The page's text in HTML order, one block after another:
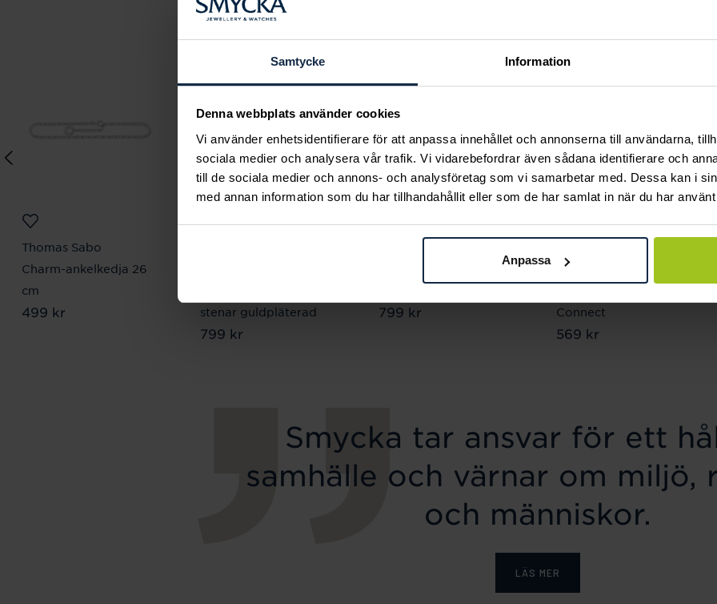
Samtycke Information
Denna webbplats använder cookies
Vi använder enhetsidentifierare för att anpassa innehållet och annonserna till användarna,
sociala medier och analysera vår trafik. Vi vidarebefordrar även sådana identifierare och
till de sociala medier och annons- och analysföretag som vi samarbetar med. Dessa kan i
med annan information som du har tillhandahållit eller som de har samlat in när du har
Anpassa
Thomas Sabo
Charm-ankelkedja 26
cm
Pris:499 kr
499 kr
stenar guldpläterad
Pris:799 kr
799 kr
Pris:799 kr
799 kr
Charm-hängsmycke
Connect
Pris :569 kr
569 kr
Smycka tar ansvar för ett
samhälle och värnar om miljö,
och människor.
LÄS MER